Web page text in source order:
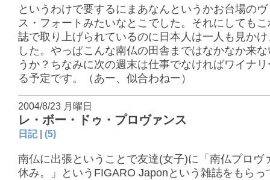
というわけで要するにまあなんというかお台場の
ス・フォートみたいなとこでした。それにしても
誌で取り上げられているのに日本人は一人も見か
した。やっぱこんな南仏の田舎まではなかなか来
うか？ちなみに次の週末は仕事でなければワイナ
る予定です。（あー、似合わねー）
2004/8/23 月曜日
レ・ボー・ドゥ・プロヴァンス
日記| (5)
南仏に出張ということで友達(女子)に「南仏プロヴ
休み。」というFIGARO Japonという雑誌をもらっ